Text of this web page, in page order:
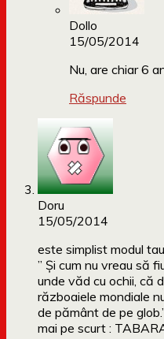
Dollo
15/05/2014
Nu, are chiar 6
Răspunde
Doru
15/05/2014
este simplist modul
” Și cum nu vreau să
unde văd cu ochii, că
războaiele mondiale
de pământ de pe
mai pe scurt :